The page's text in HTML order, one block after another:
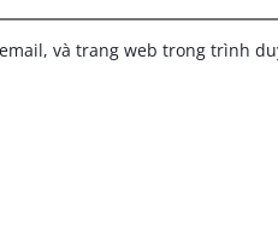
và trang web trong trình